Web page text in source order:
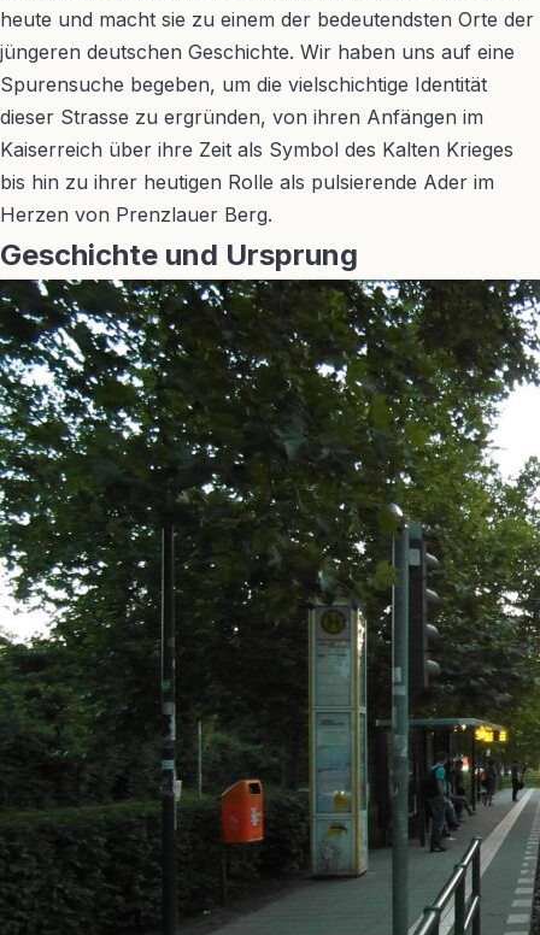
heute und macht sie zu einem der bedeutendsten Orte der
jüngeren deutschen Geschichte. Wir haben uns auf eine
Spurensuche begeben, um die vielschichtige Identität
dieser Strasse zu ergründen, von ihren Anfängen im
Kaiserreich über ihre Zeit als Symbol des Kalten Krieges
bis hin zu ihrer heutigen Rolle als pulsierende Ader im
Herzen von Prenzlauer Berg.
Geschichte und Ursprung